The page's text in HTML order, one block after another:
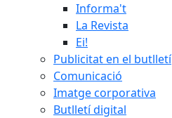
Informa't
La Revista
Ei!
Publicitat en el butlletí
Comunicació
Imatge corporativa
Butlletí digital